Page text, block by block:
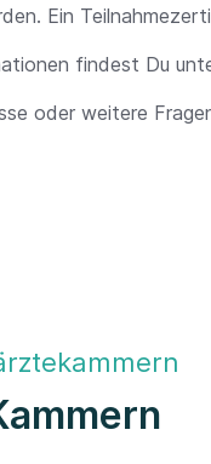
Ein
findest Du
oder weitere